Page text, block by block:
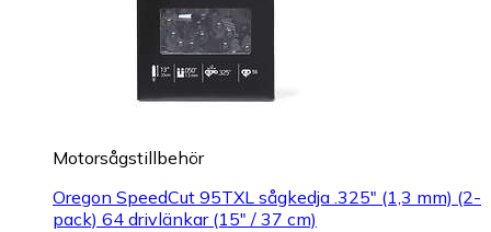
Motorsågstillbehör
Oregon SpeedCut 95TXL sågkedja .325" (1,3 mm) (2-
pack) 64 drivlänkar (15" / 37 cm)